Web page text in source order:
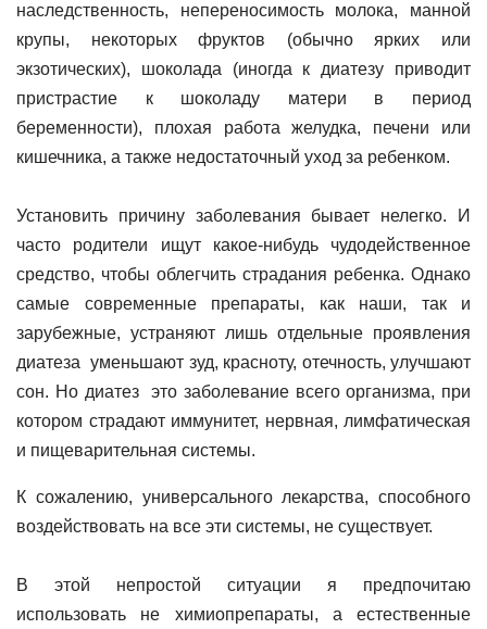
наследственность, непереносимость молока, манной
крупы, некоторых фруктов (обычно ярких или
экзотических), шоколада (иногда к диатезу приводит
пристрастие к шоколаду матери в период
беременности), плохая работа желудка, печени или
кишечника, а также недостаточный уход за ребенком.
Установить причину заболевания бывает нелегко. И
часто родители ищут какое-нибудь чудодейственное
средство, чтобы облегчить страдания ребенка. Однако
самые современные препараты, как наши, так и
зарубежные, устраняют лишь отдельные проявления
диатеза уменьшают зуд, красноту, отечность, улучшают
сон. Но диатез это заболевание всего организма, при
котором страдают иммунитет, нервная, лимфатическая
и пищеварительная системы.
К сожалению, универсального лекарства, способного
воздействовать на все эти системы, не существует.
В этой непростой ситуации я предпочитаю
использовать не химиопрепараты, а естественные